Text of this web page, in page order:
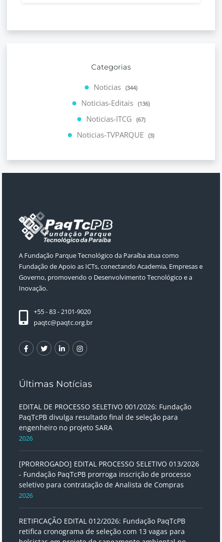
Categorias
Noticias (344)
Noticias-Editais (136)
Noticias-ITCG (67)
Noticias-TVPARQUE (3)
A Fundação Parque Tecnológico da Paraíba atua como
Fundação de Apoio as ICTs, conectando Academia, Empresas e
Governo, promovendo o Desenvolvimento Tecnológico e a
Inovação.
+55 - 83 - 2101-9020
paqtc@paqtc.org.br
Últimas Notícias
EDITAL DE PROCESSO SELETIVO 001/2026: Fundação
PaqTcPB divulga resultado final de seleção para
engenheiro no projeto SARA
2026
[PRORROGADO] EDITAL PROCESSO SELETIVO 013/2026
- Fundação PaqTcPB prorroga inscrição de processo
seletivo para contratação de Analista de Compras
2026
RETIFICAÇÃO EDITAL 012/2026: Fundação PaqTcPB
retifica cronograma de seleção com 13 vagas para